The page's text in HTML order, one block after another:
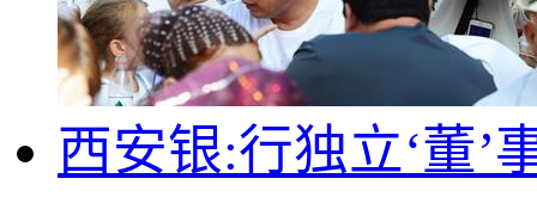
西安银:行独立‘董’